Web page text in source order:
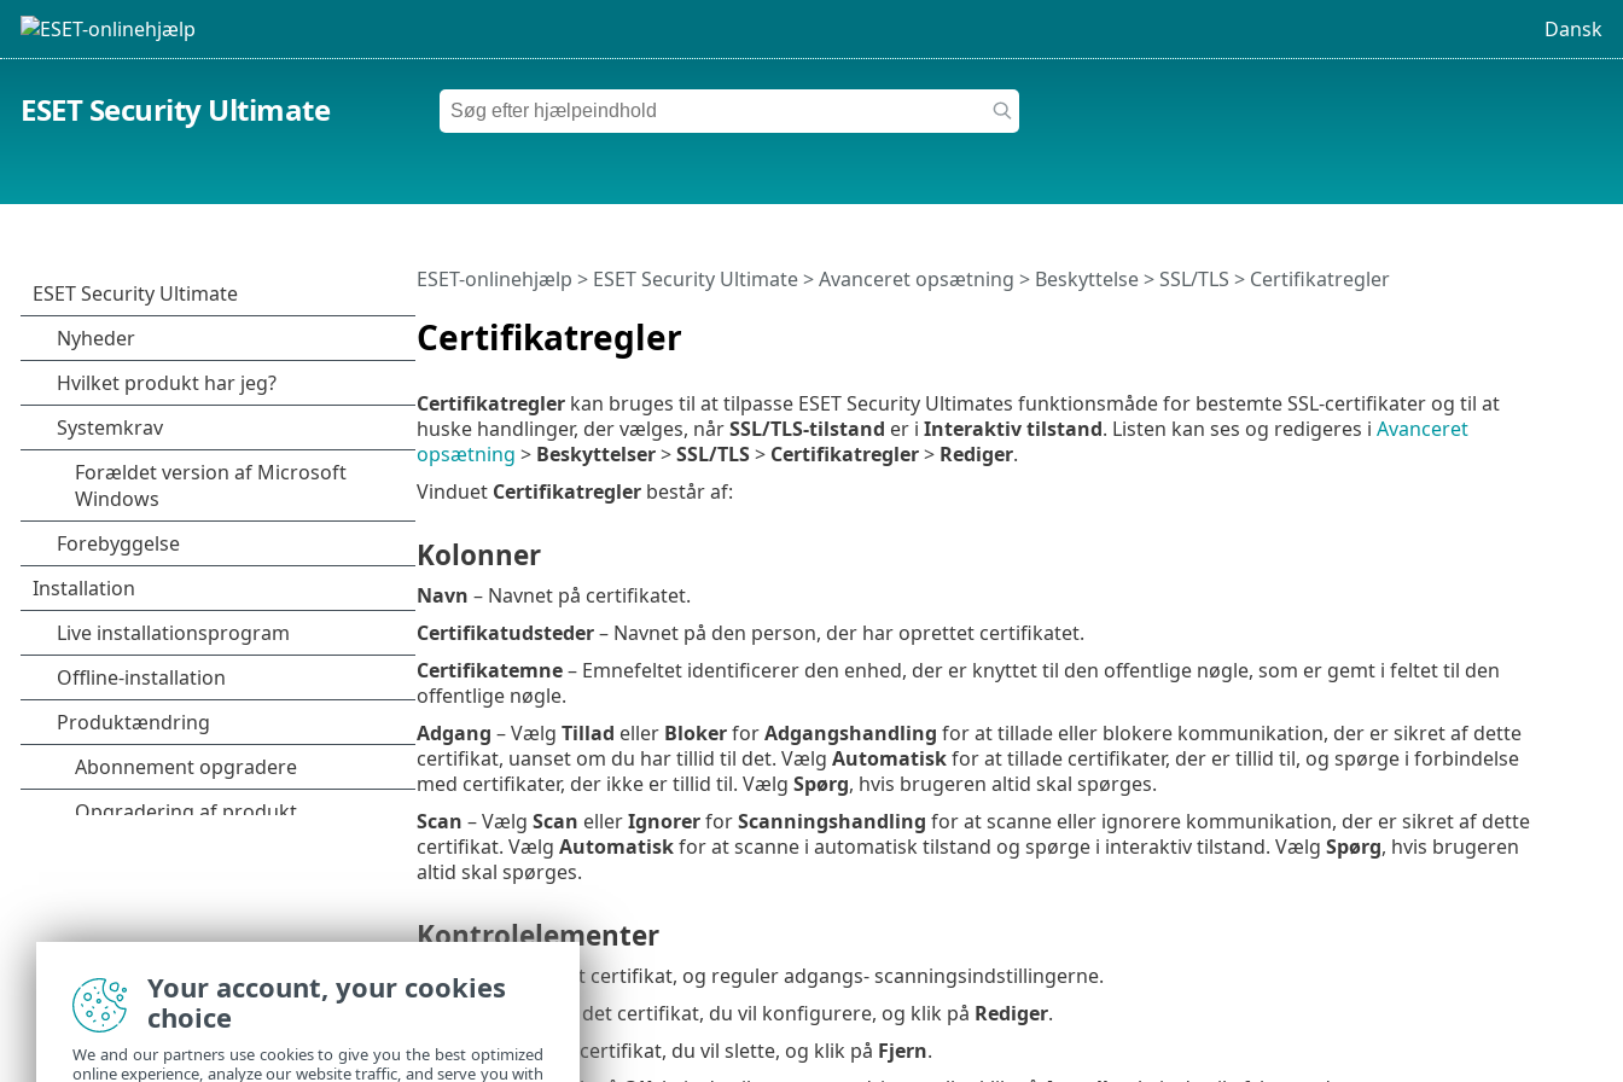
Dansk
ESET Security Ultimate
Certifikatregler
ESET-onlinehjælp > ESET Security Ultimate>Avanceret opsætning > Beskyttelse>SSL/TLS > Certifikatregler
Certifikatreglerkan bruges til at tilpasse ESET Security Ultimates funktionsmåde for bestemte SSL-certifikater og til at
huske handlinger, der vælges, nårSSL/TLS-tilstand er i Interaktiv tilstand. Listen kan ses og redigeres i Avanceret
opsætning > Beskyttelser>SSL/TLS> Certifikatregler> Rediger.
Vinduet Certifikatreglerbestår af:
Kolonner
Navn – Navnet på certifikatet.
Certifikatudsteder– Navnet på den person, der har oprettet certifikatet.
Certifikatemne– Emnefeltet identificerer den enhed, der er knyttet til den offentlige nøgle, som er gemt i feltet til den
offentlige nøgle.
Adgang – Vælg Tillad eller BlokerforAdgangshandling for at tillade eller blokere kommunikation, der er sikret af dette
certifikat, uanset om du har tillid til det. Vælg Automatiskfor at tillade certifikater, der er tillid til, og spørge i forbindelse
med certifikater, der ikke er tillid til. Vælg Spørg, hvis brugeren altid skal spørges.
Scan – Vælg Scan ellerIgnorerforScanningshandling for at scanne eller ignorere kommunikation, der er sikret af dette
certifikat. Vælg Automatiskfor at scanne i automatisk tilstand og spørge i interaktiv tilstand. Vælg Spørg, hvis brugeren
altid skal spørges.
Kontrolelementer
Tilføj – Tilføj et nyt certifikat, og reguler adgangs- scanningsindstillingerne.
– Markér det certifikat, du vil konfigurere, og klik på Rediger.
Slet– Markér det certifikat, du vil slette, og klik på Fjern.
Your account, your cookies
choice
We and our partners use cookies to give you the best optimized
online experience, analyze our website traffic, and serve you with